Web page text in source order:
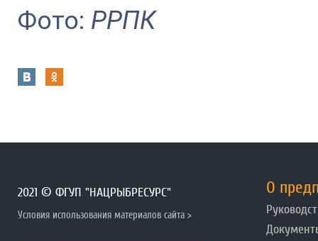
Фото: РРПК
2021 © ФГУП "НАЦРЫБРЕСУРС"
Условия использования материалов сайта >
О